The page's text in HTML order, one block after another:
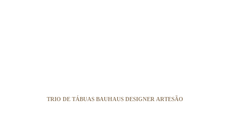
TRIO DE TÁBUAS BAUHAUS DESIGNER ARTESÃO